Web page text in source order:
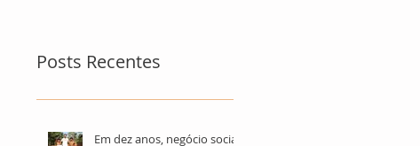
Posts Recentes
Em dez anos, negócio social